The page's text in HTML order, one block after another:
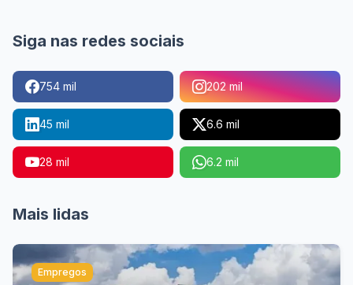
Siga nas redes sociais
754 mil 202 mil
45 mil 6.6 mil
28 mil 6.2 mil
Mais lidas
Empregos